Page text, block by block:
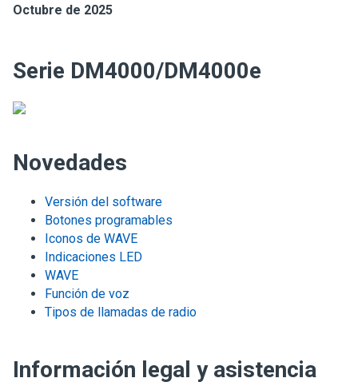
Octubre de 2025
Serie DM4000/DM4000e
Novedades
Versión del software
Botones programables
Iconos de WAVE
Indicaciones LED
WAVE
Función de voz
Tipos de llamadas de radio
Información legal y asistencia